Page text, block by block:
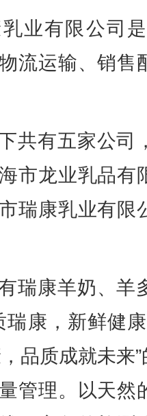
业有限公司
流运输、销售
共有五家公司
市龙业乳品有
瑞康乳业有限
瑞康羊奶、羊
瑞康，新鲜健
品质成就未来
管理。以天然